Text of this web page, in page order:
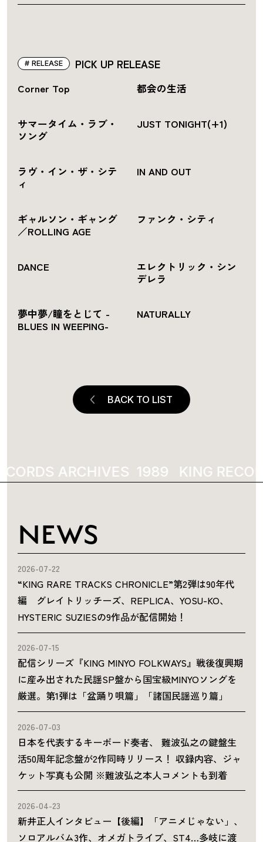
PICK UP RELEASE
RELEASE
Corner Top 都会の生活
サマータイム・ラブ・
ソング
JUST TONIGHT(+1)
ラヴ・イン・ザ・シテ
ィ
IN AND OUT
ギャルソン・ギャング
／ROLLING AGE
ファンク・シティ
DANCE
エレクトリック・シン
デレラ
夢中夢/瞳をとじて -
BLUES IN WEEPING-
NATURALLY
BACK TO LIST
ARCHIVES 1989 KING
NEWS
2026-07-22
“KING RARE TRACKS CHRONICLE”第2弾は90年代
編 グレイトリッチーズ、REPLICA、YOSU-KO、
HYSTERIC SUZIESの9作品が配信開始！
2026-07-15
配信シリーズ『KING MINYO FOLKWAYS』戦後復興期
に産み出された民謡SP盤から国宝級MINYOソングを
厳選。第1弾は「盆踊り唄篇」「諸国民謡巡り篇」
2026-07-03
日本を代表するキーボード奏者、 難波弘之の鍵盤生
活50周年記念盤が2作同時リリース！ 収録内容、ジャ
ケット写真も公開 ※難波弘之本人コメントも到着
2026-04-23
新井正人インタビュー【後編】「アニメじゃない」、
ソロアルバム3作、オメガトライブ、ST4…多岐に渡